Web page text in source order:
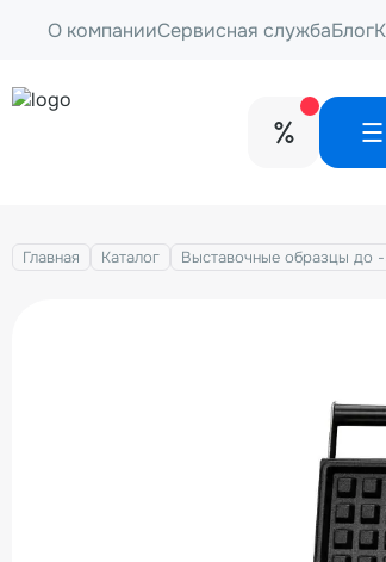
О компанииСервисная службаБлог
Главная Каталог Выставочные образцы до